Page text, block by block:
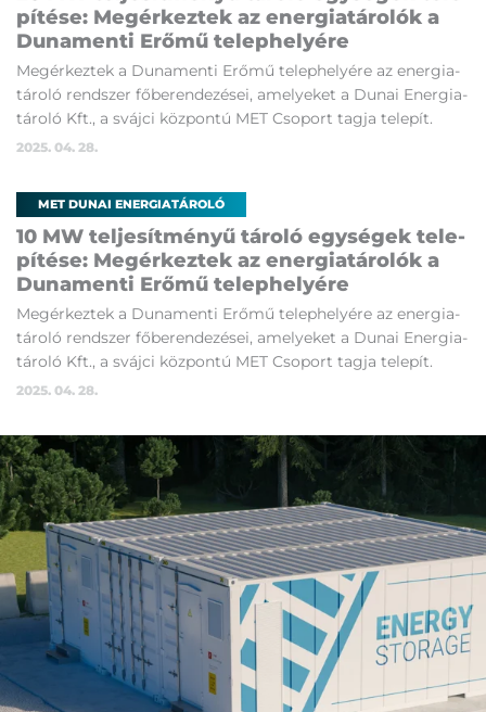
pí­té­se: Megér­kez­tek az ener­gia­tá­ro­lók a
Du­na­men­ti Erő­mű te­lep­he­lyé­re
Megér­kez­tek a Du­na­men­ti Erő­mű te­lep­he­lyé­re az ener­gia­
tá­ro­ló rend­szer fő­be­ren­de­zé­se­i, ame­lye­ket a Du­nai Ener­gia­
tá­ro­ló Kft., a sváj­ci köz­pon­tú MET Cso­port tag­ja te­le­pít.
2025. 04. 28.
MET DUNAI ENERGIATÁROLÓ
10 MW tel­je­sít­mé­nyű tá­ro­ló egy­sé­gek te­le­
pí­té­se: Megér­kez­tek az ener­gia­tá­ro­lók a
Du­na­men­ti Erő­mű te­lep­he­lyé­re
Megér­kez­tek a Du­na­men­ti Erő­mű te­lep­he­lyé­re az ener­gia­
tá­ro­ló rend­szer fő­be­ren­de­zé­se­i, ame­lye­ket a Du­nai Ener­gia­
tá­ro­ló Kft., a sváj­ci köz­pon­tú MET Cso­port tag­ja te­le­pít.
2025. 04. 28.